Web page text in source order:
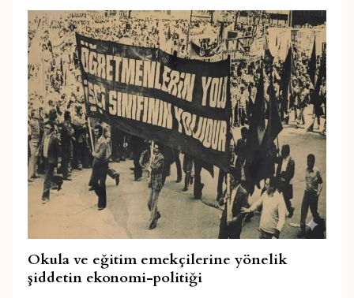
Okula ve eğitim emekçilerine yönelik
şiddetin ekonomi-politiği